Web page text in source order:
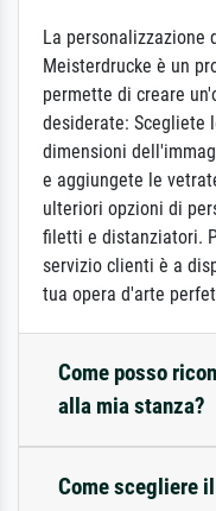
La personalizzazione
Meisterdrucke è un
permette di creare
desiderate: Scegliete
dimensioni
e aggiungete le
ulteriori opzioni di
filetti e distanziatori.
servizio clienti è a
tua opera d'arte
Come posso
alla mia stanza?
Come scegliere